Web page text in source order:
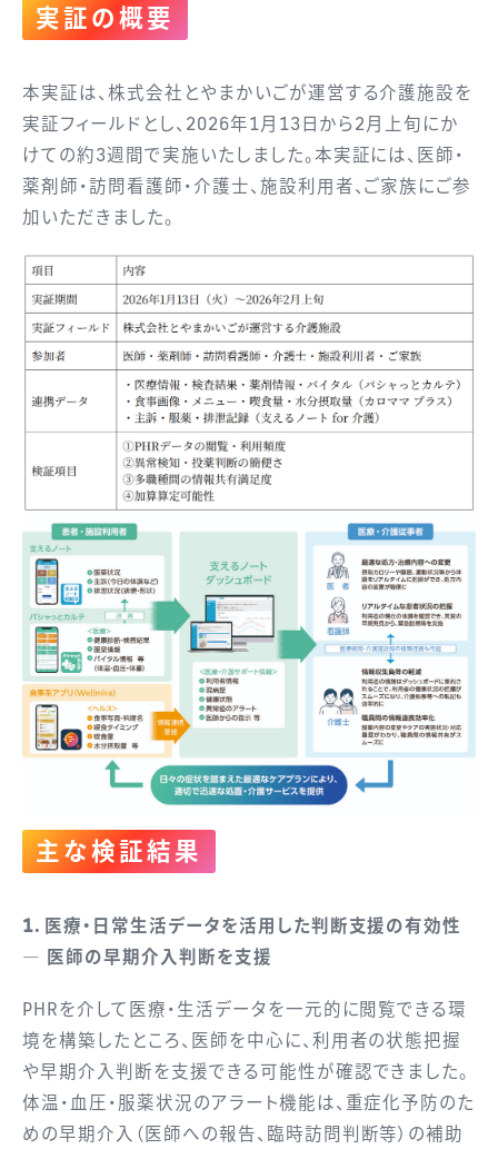
実証の概要
本実証は、株式会社とやまかいごが運営する介護施設を
実証フィールドとし、2026年1月13日から2月上旬にか
けての約3週間で実施いたしました。本実証には、医師・
薬剤師・訪問看護師・介護士、施設利用者、ご家族にご参
加いただきました。
主な検証結果
1．医療・日常生活データを活用した判断支援の有効性
― 医師の早期介入判断を支援
PHRを介して医療・生活データを一元的に閲覧できる環
境を構築したところ、医師を中心に、利用者の状態把握
や早期介入判断を支援できる可能性が確認できました。
体温・血圧・服薬状況のアラート機能は、重症化予防のた
めの早期介入（医師への報告、臨時訪問判断等）の補助